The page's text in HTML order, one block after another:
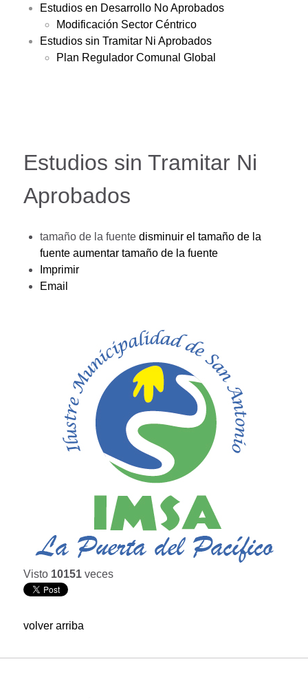
Estudios en Desarrollo No Aprobados
Modificación Sector Céntrico
Estudios sin Tramitar Ni Aprobados
Plan Regulador Comunal Global
Estudios sin Tramitar Ni
Aprobados
tamaño de la fuente disminuir el tamaño de la
fuente aumentar tamaño de la fuente
Imprimir
Email
Visto 10151 veces
volver arriba